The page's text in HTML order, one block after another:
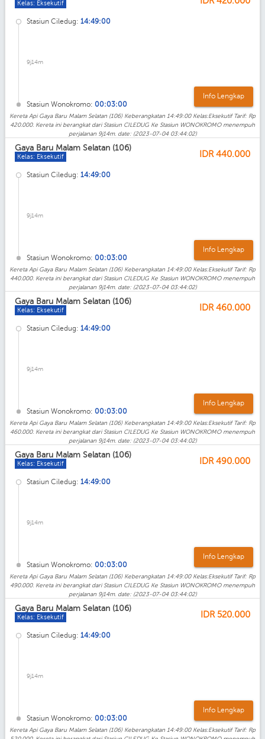
Kelas: Eksekutif
Stasiun Ciledug: 14:49:00
9j14m
Stasiun Wonokromo: 00:03:00
Info Lengkap
Kereta Api Gaya Baru Malam Selatan (106) Keberangkatan 14:49:00 Kelas:Eksekutif Tarif: Rp
420.000. Kereta ini berangkat dari Stasiun CILEDUG Ke Stasiun WONOKROMO menempuh
perjalanan 9j14m. date: (2023-07-04 03:44:02)
Gaya Baru Malam Selatan (106)
Kelas: Eksekutif IDR 440.000
Stasiun Ciledug: 14:49:00
9j14m
Stasiun Wonokromo: 00:03:00
Info Lengkap
Kereta Api Gaya Baru Malam Selatan (106) Keberangkatan 14:49:00 Kelas:Eksekutif Tarif: Rp
440.000. Kereta ini berangkat dari Stasiun CILEDUG Ke Stasiun WONOKROMO menempuh
perjalanan 9j14m. date: (2023-07-04 03:44:02)
Gaya Baru Malam Selatan (106)
Kelas: Eksekutif IDR 460.000
Stasiun Ciledug: 14:49:00
9j14m
Stasiun Wonokromo: 00:03:00
Info Lengkap
Kereta Api Gaya Baru Malam Selatan (106) Keberangkatan 14:49:00 Kelas:Eksekutif Tarif: Rp
460.000. Kereta ini berangkat dari Stasiun CILEDUG Ke Stasiun WONOKROMO menempuh
perjalanan 9j14m. date: (2023-07-04 03:44:02)
Gaya Baru Malam Selatan (106)
Kelas: Eksekutif IDR 490.000
Stasiun Ciledug: 14:49:00
9j14m
Stasiun Wonokromo: 00:03:00
Info Lengkap
Kereta Api Gaya Baru Malam Selatan (106) Keberangkatan 14:49:00 Kelas:Eksekutif Tarif: Rp
490.000. Kereta ini berangkat dari Stasiun CILEDUG Ke Stasiun WONOKROMO menempuh
perjalanan 9j14m. date: (2023-07-04 03:44:02)
Gaya Baru Malam Selatan (106)
Kelas: Eksekutif IDR 520.000
Stasiun Ciledug: 14:49:00
9j14m
Stasiun Wonokromo: 00:03:00
Info Lengkap
Kereta Api Gaya Baru Malam Selatan (106) Keberangkatan 14:49:00 Kelas:Eksekutif Tarif: Rp